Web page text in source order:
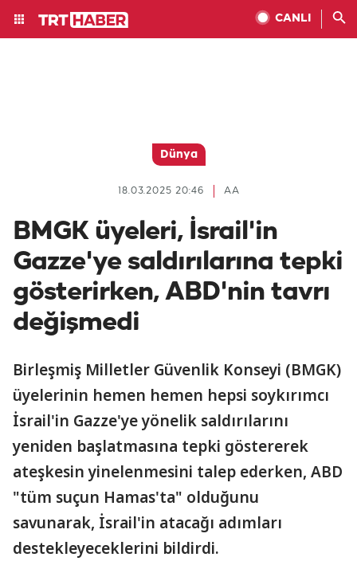
CANLI
Dünya
AA
18.03.2025 20:46
BMGK üyeleri, İsrail'in
Gazze'ye saldırılarına tepki
gösterirken, ABD'nin tavrı
değişmedi
Birleşmiş Milletler Güvenlik Konseyi (BMGK)
üyelerinin hemen hemen hepsi soykırımcı
İsrail'in Gazze'ye yönelik saldırılarını
yeniden başlatmasına tepki göstererek
ateşkesin yinelenmesini talep ederken, ABD
"tüm suçun Hamas'ta" olduğunu
savunarak, İsrail'in atacağı adımları
destekleyeceklerini bildirdi.